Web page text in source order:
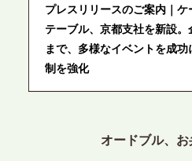
プレスリリースのご案内｜
テーブル、京都支社を新設
まで、多様なイベントを成
制を強化
プレスリリースのご案内｜ケ
テーブル、東京都中央区に支
オードブル、